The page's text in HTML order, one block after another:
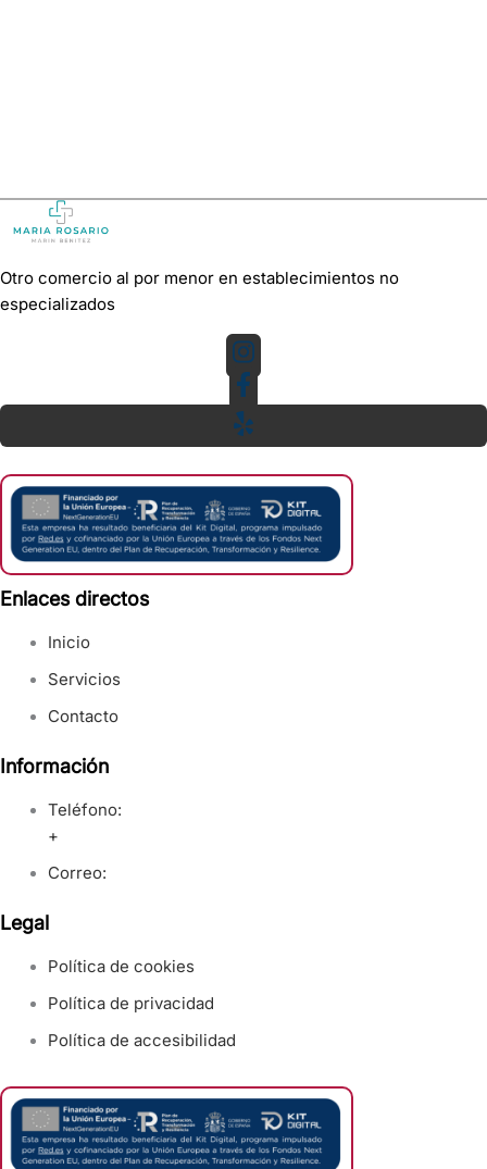
Otro comercio al por menor en establecimientos no
especializados
Enlaces directos
Inicio
Servicios
Contacto
Información
Teléfono:
+
Correo:
Legal
Política de cookies
Política de privacidad
Política de accesibilidad